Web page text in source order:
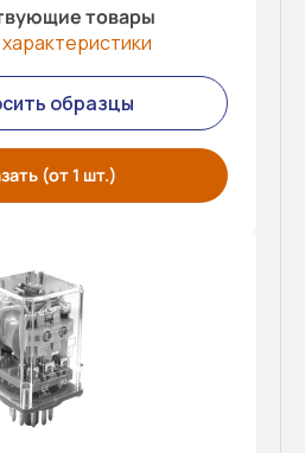
товары
образцы
(от 1 шт.)